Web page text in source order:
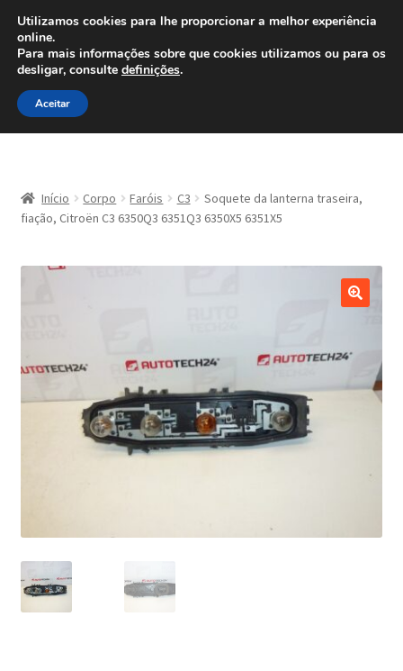
ENVIO a partir de 7 EUR
Ligue para 800 500 626 diariamente
Ir
para
a
Saltar
para
o
Carrinho
Política de Privacidade
Procedimento de Reclamação
Transporte
Início Corpo Faróis C3
Soquete da lanterna traseira,
fiação, Citroën C3 6350Q3 6351Q3 6350X5 6351X5
Utilizamos cookies para lhe proporcionar a melhor experiência
online.
Para mais informações sobre que cookies utilizamos ou para os
desligar, consulte definições.
Aceitar